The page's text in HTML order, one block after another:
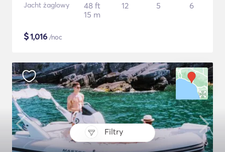
Filtry
Jacht żaglowy
48 ft
15 m
12 5 6
$1,016 /noc